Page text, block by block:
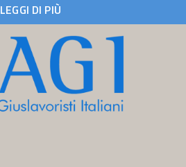
LEGGI DI PIÙ